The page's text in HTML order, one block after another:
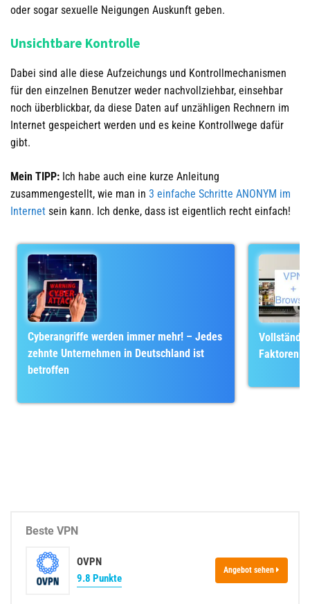
oder sogar sexuelle Neigungen Auskunft geben.
Unsichtbare Kontrolle
Dabei sind alle diese Aufzeichungs und Kontrollmechanismen
für den einzelnen Benutzer weder nachvollziehbar, einsehbar
noch überblickbar, da diese Daten auf unzähligen Rechnern im
Internet gespeichert werden und es keine Kontrollwege dafür
gibt.
Mein TIPP: Ich habe auch eine kurze Anleitung
zusammengestellt, wie man in 3 einfache Schritte ANONYM im
Internet sein kann. Ich denke, dass ist eigentlich recht einfach!
Cyberangriffe werden immer mehr! – Jedes
zehnte Unternehmen in Deutschland ist
betroffen
Faktoren
Beste VPN
OVPN
9.8 Punkte
Angebot sehen